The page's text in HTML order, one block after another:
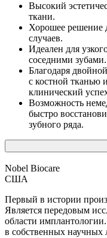
Высокий
ткани.
Хорошее решение
случаев.
Идеален для
соседними зубами.
Благодаря
с костной тканью
клинический
Возможность
быстро
зубного ряда.
Nobel Biocare
США
Первый в истории
Является передовым
области
в собственных научных